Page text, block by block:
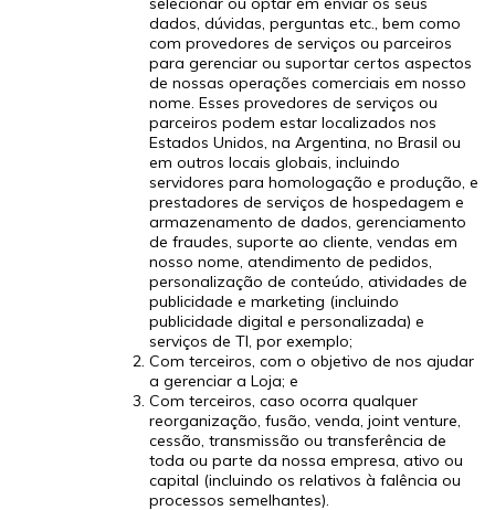
dados, dúvidas, perguntas etc., bem como
com provedores de serviços ou parceiros
para gerenciar ou suportar certos aspectos
de nossas operações comerciais em nosso
nome. Esses provedores de serviços ou
parceiros podem estar localizados nos
Estados Unidos, na Argentina, no Brasil ou
em outros locais globais, incluindo
servidores para homologação e produção, e
prestadores de serviços de hospedagem e
armazenamento de dados, gerenciamento
de fraudes, suporte ao cliente, vendas em
nosso nome, atendimento de pedidos,
personalização de conteúdo, atividades de
publicidade e marketing (incluindo
publicidade digital e personalizada) e
serviços de TI, por exemplo;
Com terceiros, com o objetivo de nos ajudar
a gerenciar a Loja; e
Com terceiros, caso ocorra qualquer
reorganização, fusão, venda, joint venture,
cessão, transmissão ou transferência de
toda ou parte da nossa empresa, ativo ou
capital (incluindo os relativos à falência ou
processos semelhantes).